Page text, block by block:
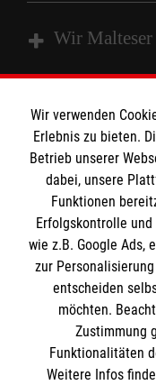
Wir Malteser
Angebote &
Kursangebote
Mitarbeiten &
Kontakt
Presse und
Transparenz
Impressum
Datenschutz
Malteser
Malteserorden
Malteser Jugend
Malteser
Wir verwenden
Erlebnis zu bieten.
Betrieb unserer
dabei, unsere
Funktionen
Erfolgskontrolle
wie z.B. Google Ads,
zur
entscheiden
möchten.
Zustimmung
Funktionalitäten
Weitere Infos